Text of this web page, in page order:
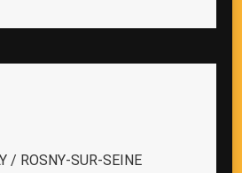
/ ROSNY-SUR-SEINE